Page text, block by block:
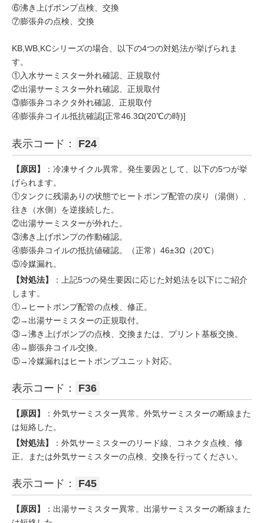
⑥沸き上げポンプ点検、交換
⑦膨張弁の点検、交換
KB,WB,KCシリーズの場合、以下の4つの対処法が挙げられま
す。
①入水サーミスター外れ確認、正規取付
②出湯サーミスター外れ確認、正規取付
③膨張弁コネクタ外れ確認、正規取付
④膨張弁コイル抵抗確認[正常46.3Ω(20℃の時)]
表示コード： F24
【原因】
：冷凍サイクル異常。発生要因として、以下の5つが挙
げられます。
①タンクに残湯ありの状態でヒートポンプ配管の戻り（湯側）、
往き（水側）を逆接続した。
②出湯サーミスターが外れた。
③沸き上げポンプの作動確認。
④膨張弁コイルの抵抗値確認。（正常）46±3Ω（20℃）
⑤冷媒漏れ。
【対処法】
：上記5つの発生要因に応じた対処法を以下にご紹介
します。
①→ヒートポンプ配管の点検、修正。
②→出湯サーミスターの正規取付。
③→沸き上げポンプの点検、交換または、プリント基板交換。
④→膨張弁コイル交換。
⑤→冷媒漏れはヒートポンプユニット対応。
表示コード： F36
【原因】
：外気サーミスター異常。外気サーミスターの断線また
は短絡した。
【対処法】
：外気サーミスターのリード線、コネクタ点検、修
正。または外気サーミスターの点検、交換を行ってください。
表示コード： F45
【原因】
：出湯サーミスター異常。出湯サーミスターの断線また